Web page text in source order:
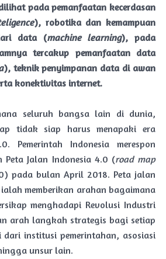
pada pemanfaatan kecerdasan
), robotika dan kemampuan
data (machine learning), pada
tercakup pemanfaatan data
), teknik penyimpanan data di awan
konektivitas internet.
seluruh bangsa lain di dunia,
tidak siap harus menapaki era
Pemerintah Indonesia merespon
Peta Jalan Indonesia 4.0 (road map
pada bulan April 2018. Peta jalan
memberikan arahan bagaimana
menghadapi Revolusi Industri
arah langkah strategis bagi setiap
dari institusi pemerintahan, asosiasi
unsur lain.